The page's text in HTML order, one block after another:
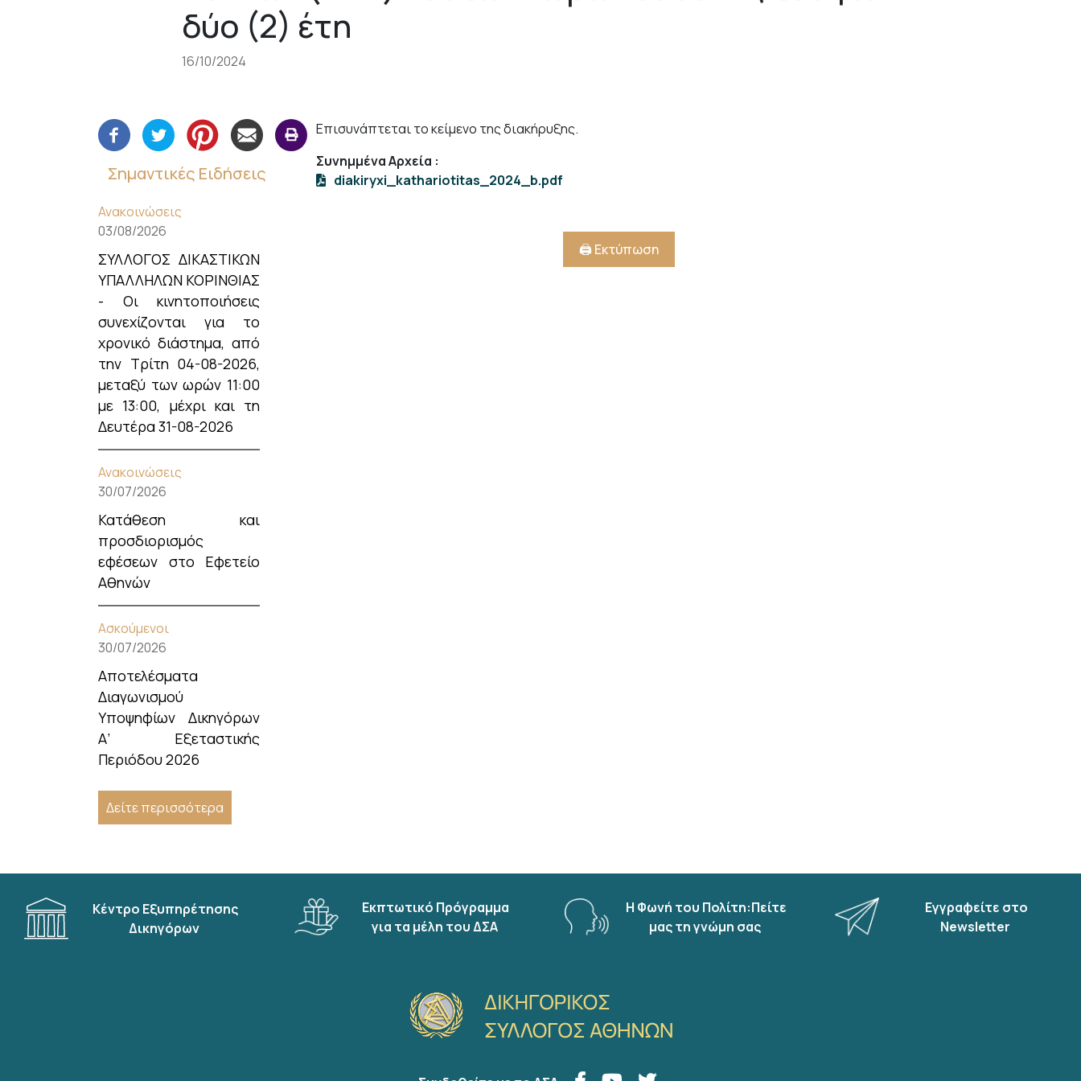
δύο (2) έτη
16/10/2024
Σημαντικές Ειδήσεις
Ανακοινώσεις
03/08/2026
ΣΥΛΛΟΓΟΣ ΔΙΚΑΣΤΙΚΩΝ
ΥΠΑΛΛΗΛΩΝ ΚΟΡΙΝΘΙΑΣ
- Οι κινητοποιήσεις
συνεχίζονται για το
χρονικό διάστημα, από
την Τρίτη 04-08-2026,
μεταξύ των ωρών 11:00
με 13:00, μέχρι και τη
Δευτέρα 31-08-2026
Ανακοινώσεις
30/07/2026
Κατάθεση και
προσδιορισμός
εφέσεων στο Εφετείο
Αθηνών
Ασκούμενοι
30/07/2026
Αποτελέσματα
Διαγωνισμού
Υποψηφίων Δικηγόρων
Α’ Εξεταστικής
Περιόδου 2026
Δείτε περισσότερα
Επισυνάπτεται το κείμενο της διακήρυξης.
Συνημμένα Αρχεία :
diakiryxi_kathariotitas_2024_b.pdf
🖨️ Εκτύπωση
Κέντρο Εξυπηρέτησης
Δικηγόρων
Εκπτωτικό Πρόγραμμα
για τα μέλη του ΔΣΑ
Η Φωνή του Πολίτη:Πείτε
μας τη γνώμη σας
Εγγραφείτε στο
Newsletter